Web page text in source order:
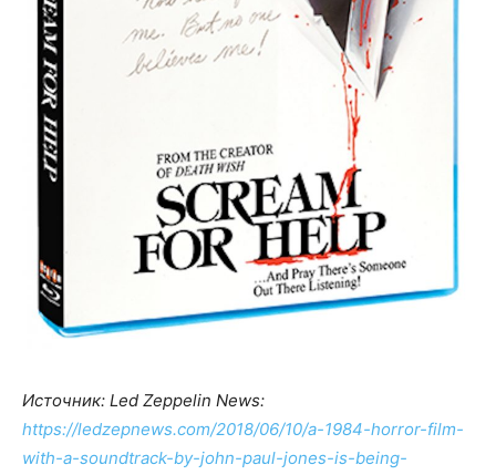
Источник: Led Zeppelin News:
https://ledzepnews.com/2018/06/10/a-1984-horror-film-
with-a-soundtrack-by-john-paul-jones-is-being-